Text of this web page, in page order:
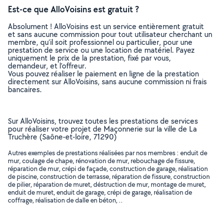
Est-ce que AlloVoisins est gratuit ?
Absolument ! AlloVoisins est un service entièrement gratuit
et sans aucune commission pour tout utilisateur cherchant un
membre, qu’il soit professionnel ou particulier, pour une
prestation de service ou une location de matériel. Payez
uniquement le prix de la prestation, fixé par vous,
demandeur, et l’offreur.
Vous pouvez réaliser le paiement en ligne de la prestation
directement sur AlloVoisins, sans aucune commission ni frais
bancaires.
Sur AlloVoisins, trouvez toutes les prestations de services
pour réaliser votre projet de Maçonnerie sur la ville de La
Truchère (Saône-et-loire, 71290)
Autres exemples de prestations réalisées par nos membres : enduit de
mur, coulage de chape, rénovation de mur, rebouchage de fissure,
réparation de mur, crépi de façade, construction de garage, réalisation
de piscine, construction de terrasse, réparation de fissure, construction
de pilier, réparation de muret, déstruction de mur, montage de muret,
enduit de muret, enduit de garage, crépi de garage, réalisation de
coffrage, réalisation de dalle en béton, ..